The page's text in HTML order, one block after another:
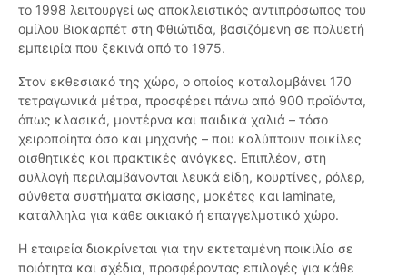
το 1998 λειτουργεί ως αποκλειστικός αντιπρόσωπος του
ομίλου Βιοκαρπέτ στη Φθιώτιδα, βασιζόμενη σε πολυετή
εμπειρία που ξεκινά από το 1975.
Στον εκθεσιακό της χώρο, ο οποίος καταλαμβάνει 170
τετραγωνικά μέτρα, προσφέρει πάνω από 900 προϊόντα,
όπως κλασικά, μοντέρνα και παιδικά χαλιά – τόσο
χειροποίητα όσο και μηχανής – που καλύπτουν ποικίλες
αισθητικές και πρακτικές ανάγκες. Επιπλέον, στη
συλλογή περιλαμβάνονται λευκά είδη, κουρτίνες, ρόλερ,
σύνθετα συστήματα σκίασης, μοκέτες και laminate,
κατάλληλα για κάθε οικιακό ή επαγγελματικό χώρο.
Η εταιρεία διακρίνεται για την εκτεταμένη ποικιλία σε
ποιότητα και σχέδια, προσφέροντας επιλογές για κάθε